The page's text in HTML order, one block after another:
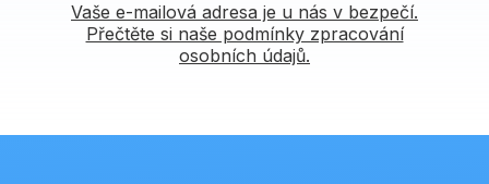
Vaše e-mailová adresa je u nás v bezpečí.
Přečtěte si naše podmínky zpracování
osobních údajů.